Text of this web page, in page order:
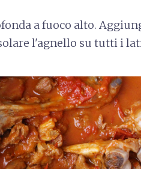
a fuoco alto.
l'agnello su tutti i